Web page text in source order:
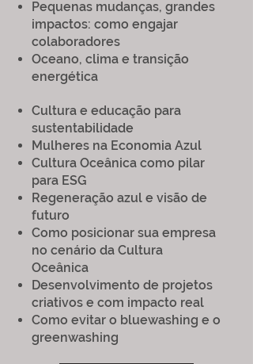
Pequenas mudanças, grandes
impactos: como engajar
colaboradores
Oceano, clima e transição
energética
Cultura e educação para
sustentabilidade
Mulheres na Economia Azul
Cultura Oceânica como pilar
para ESG
Regeneração azul e visão de
futuro
Como posicionar sua empresa
no cenário da Cultura
Oceânica
Desenvolvimento de projetos
criativos e com impacto real
Como evitar o bluewashing e o
greenwashing